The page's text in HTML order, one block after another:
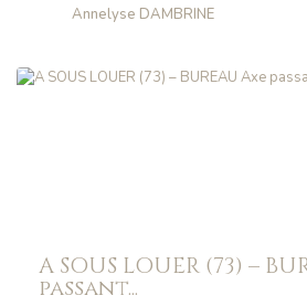
Annelyse DAMBRINE
A SOUS LOUER (73) –
passant...